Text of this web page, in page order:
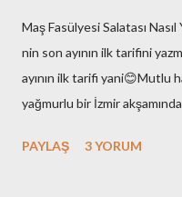
Maş Fasülyesi Salatası
nin son ayının ilk tarifini
ayının ilk tarifi yani😊Mutlu
yağmurlu bir İzmir
değil.Ara da bir soğuyor
PAYLAŞ 3 YORUM